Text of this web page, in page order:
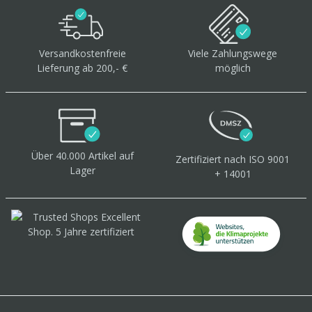
Versandkostenfreie
Lieferung ab 200,- €
Viele Zahlungswege
möglich
Über 40.000 Artikel auf
Lager
Zertifiziert nach ISO 9001
+ 14001